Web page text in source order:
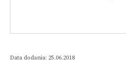
Data dodania: 25.06.2018